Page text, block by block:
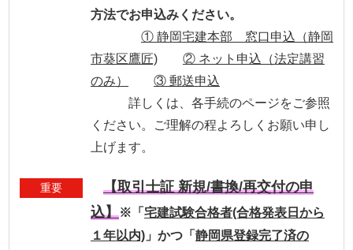
方法でお申込みください。
① 静岡宅建本部 窓口申込（静岡
市葵区鷹匠)
② ネット申込（法定講習
のみ）
③ 郵送申込
詳しくは、各手続のページをご参照
ください。ご理解の程よろしくお願い申し
上げます。
重要
【取引士証 新規/書換/再交付の申
込】※「 宅建試験合格者(合格発表日から
１年以内)」かつ「 静岡県登録完了済の